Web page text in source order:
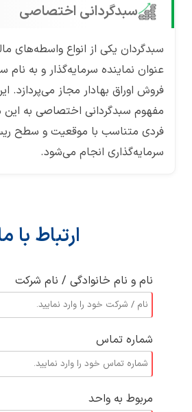
سبدگردانی اختصاصی
سبدگردان یکی از انواع واسطه‌های
عنوان نماینده سرمایه‌گذار و به نام
فروش اوراق بهادار مجاز می‌پردازد.
مفهوم سبدگردانی اختصاصی به
فردی متناسب با موقعیت و سطح
سرمایه‌گذاری انجام می‌شود.
ارتباط با
نام و نام خانوادگی / نام شرکت
شماره تماس
مربوط به واحد